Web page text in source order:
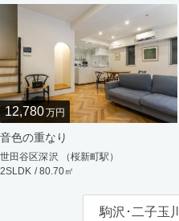
12,780万円
音色の重なり
世田谷区深沢 （桜新町駅）
2SLDK / 80.70㎡
駒沢･二子玉